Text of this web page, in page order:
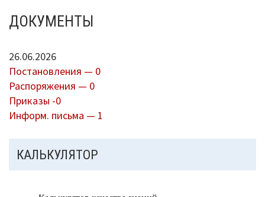
ДОКУМЕНТЫ
26.06.2026
Постановления — 0
Распоряжения — 0
Приказы -0
Информ. письма — 1
КАЛЬКУЛЯТОР